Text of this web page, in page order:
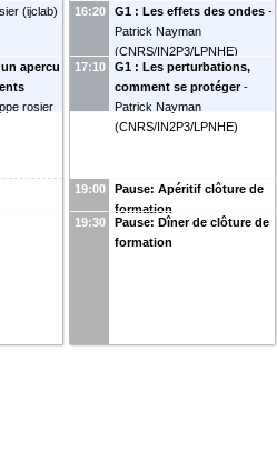
(ijclab)
un apercu
rosier
16:20 G1 : Les effets des ondes -
Patrick Nayman
(CNRS/IN2P3/LPNHE)
17:10
G1 : Les perturbations,
comment se protéger -
Patrick Nayman
(CNRS/IN2P3/LPNHE)
19:00
Pause: Apéritif clôture de
formation
19:30
Pause: Dîner de clôture de
formation